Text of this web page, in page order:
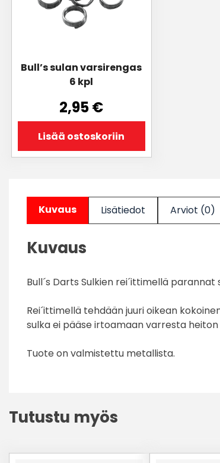
Bull’s sulan varsirengas
6 kpl
2,95€
Lisää ostoskoriin
Kuvaus Lisätiedot Arviot (0)
Kuvaus
Bull´s Darts Sulkien rei´ittimellä
Rei´ittimellä tehdään juuri oikean
sulka ei pääse irtoamaan varresta heiton
Tuote on valmistettu metallista.
Tutustu myös